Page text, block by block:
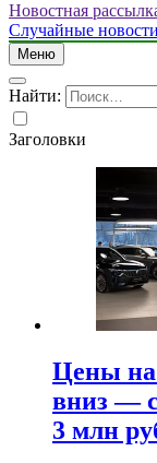
Новостная
Случайные новости
Меню
Найти:
Заголовки
Цены на
вниз —
3 млн